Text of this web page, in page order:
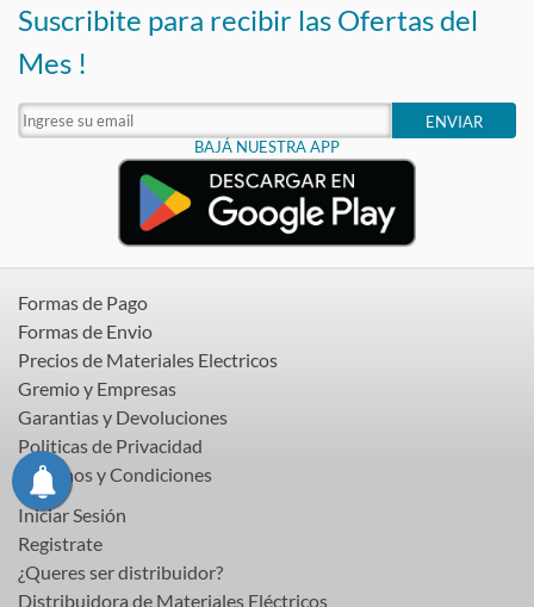
Suscribite para recibir las Ofertas del
Mes !
ENVIAR
BAJÁ NUESTRA APP
Formas de Pago
Formas de Envio
Precios de Materiales Electricos
Gremio y Empresas
Garantias y Devoluciones
Politicas de Privacidad
Terminos y Condiciones
Iniciar Sesión
Registrate
¿Queres ser distribuidor?
Distribuidora de Materiales Eléctricos